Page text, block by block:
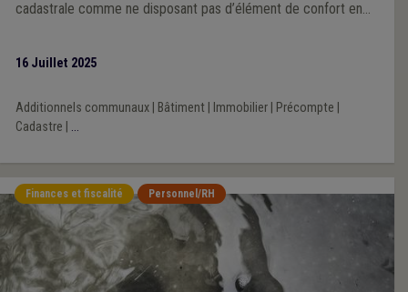
cadastrale comme ne disposant pas d’élément de confort en
16 Juillet 2025
Additionnels communaux| Bâtiment| Immobilier| Précompte
Cadastre
...
Finances et fiscalité Personnel/RH